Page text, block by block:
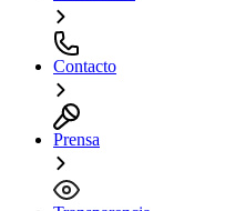
Contacto
Prensa